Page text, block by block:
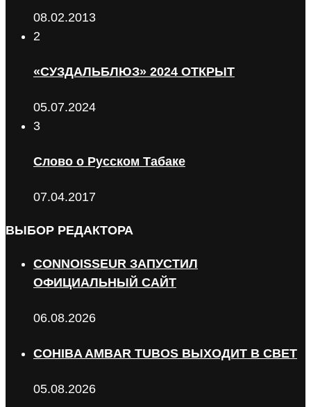
08.02.2013
2
«СУЗДАЛЬБЛЮЗ» 2024 ОТКРЫТ
05.07.2024
3
Слово о Русском Табаке
07.04.2017
ВЫБОР РЕДАКТОРА
CONNOISSEUR ЗАПУСТИЛ
ОФИЦИАЛЬНЫЙ САЙТ
06.08.2026
COHIBA AMBAR TUBOS ВЫХОДИТ В СВЕТ
05.08.2026